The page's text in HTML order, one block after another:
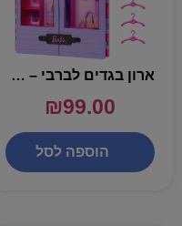
ארון בגדים לברבי – BARBIE
₪99.00
הוספה לסל